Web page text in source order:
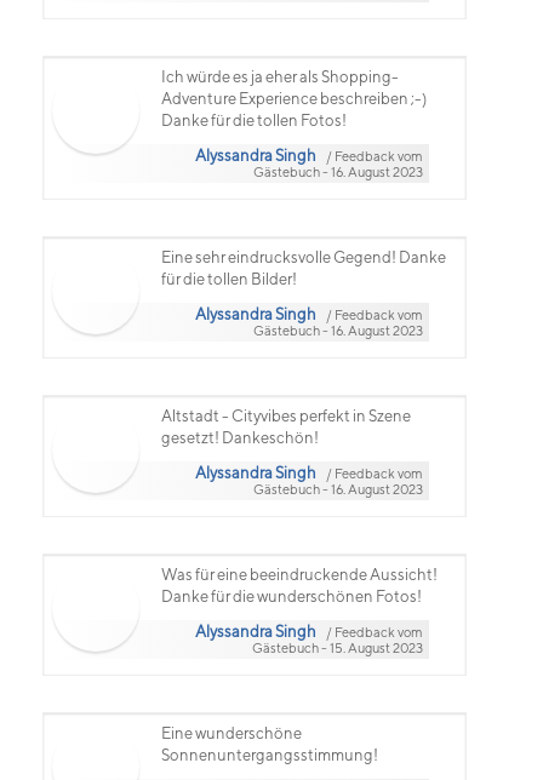
Ich würde es ja eher als Shopping-
Adventure Experience beschreiben ;-)
Danke für die tollen Fotos!
Alyssandra Singh
/ Feedback vom
Gästebuch - 16. August 2023
Eine sehr eindrucksvolle Gegend! Danke
für die tollen Bilder!
Alyssandra Singh
/ Feedback vom
Gästebuch - 16. August 2023
Altstadt - Cityvibes perfekt in Szene
gesetzt! Dankeschön!
Alyssandra Singh
/ Feedback vom
Gästebuch - 16. August 2023
Was für eine beeindruckende Aussicht!
Danke für die wunderschönen Fotos!
Alyssandra Singh
/ Feedback vom
Gästebuch - 15. August 2023
Eine wunderschöne
Sonnenuntergangsstimmung!